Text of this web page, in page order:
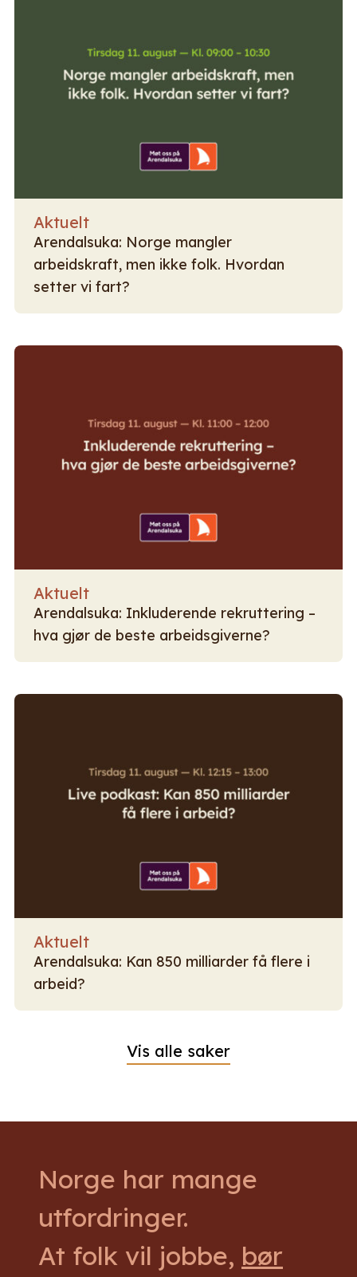
Aktuelt
Arendalsuka: Norge mangler
arbeidskraft, men ikke folk. Hvordan
setter vi fart?
Aktuelt
Arendalsuka: Inkluderende rekruttering –
hva gjør de beste arbeidsgiverne?
Aktuelt
Arendalsuka: Kan 850 milliarder få flere i
arbeid?
Vis alle saker
Norge har mange
utfordringer.
At folk vil jobbe, bør